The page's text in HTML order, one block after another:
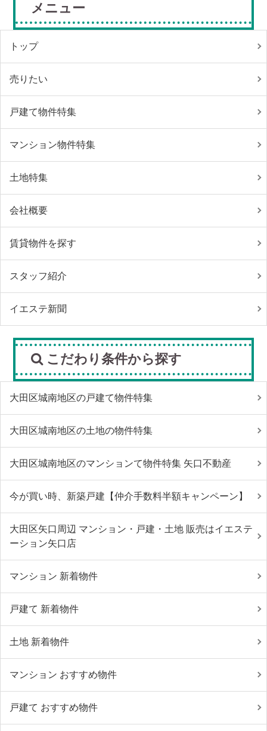
メニュー
トップ
売りたい
戸建て物件特集
マンション物件特集
土地特集
会社概要
賃貸物件を探す
スタッフ紹介
イエステ新聞
こだわり条件から探す
大田区城南地区の戸建て物件特集
大田区城南地区の土地の物件特集
大田区城南地区のマンションて物件特集 矢口不動産
今が買い時、新築戸建【仲介手数料半額キャンペーン】
大田区矢口周辺 マンション・戸建・土地 販売はイエステ
ーション矢口店
マンション 新着物件
戸建て 新着物件
土地 新着物件
マンション おすすめ物件
戸建て おすすめ物件